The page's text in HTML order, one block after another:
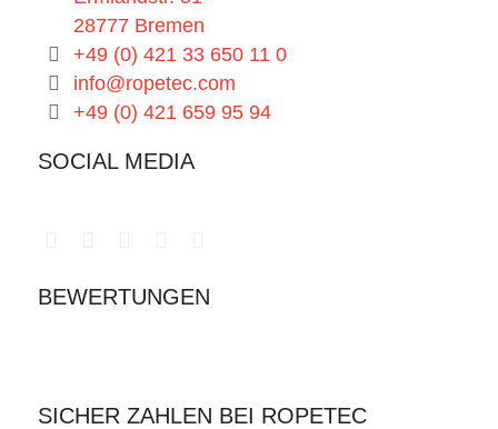
28777 Bremen
+49 (0) 421 33 650 11 0
info@ropetec.com
+49 (0) 421 659 95 94
SOCIAL MEDIA
BEWERTUNGEN
SICHER ZAHLEN BEI ROPETEC